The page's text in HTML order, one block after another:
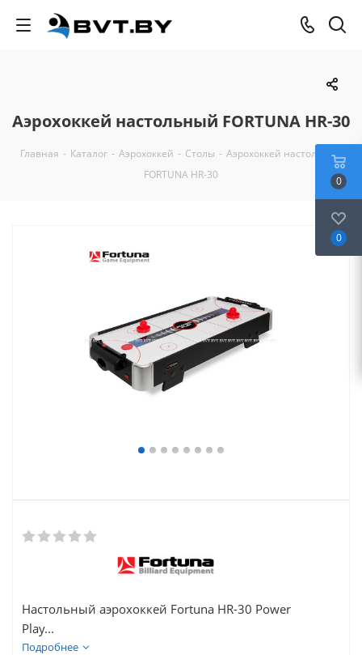
Аэрохоккей настольный FORTUNA HR-30
Главная - Каталог - Аэрохоккей - Столы - Аэрохоккей настольный
FORTUNA HR-30
Настольный аэрохоккей Fortuna HR-30 Power
Play...
Подробнее
0
0